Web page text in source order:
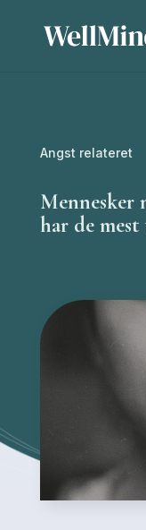
Angst relateret
Mennesker
har de